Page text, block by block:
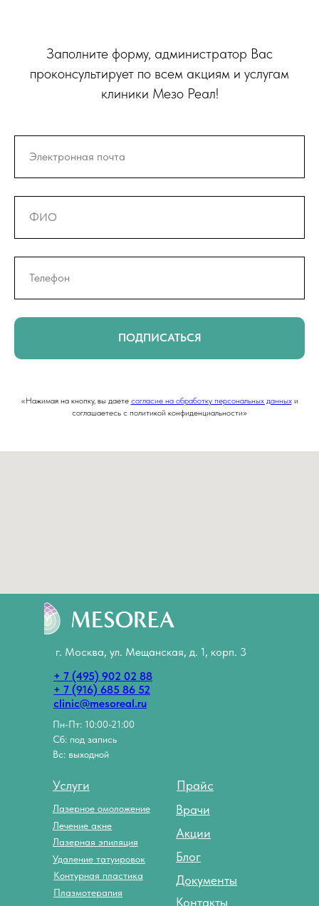
Заполните форму, администратор Вас
проконсультирует по всем акциям и услугам
клиники Мезо Реал!
ПОДПИСАТЬСЯ
«Нажимая на кнопку, вы даете согласие на обработку персональных данныхи
соглашаетесь c политикой конфиденциальности»
г. Москва, ул. Мещанская, д. 1, корп. 3
+ 7 (495) 902 02 88
+ 7 (916) 685 86 52
clinic@mesoreal.ru
Пн-Пт: 10:00-21:00
Сб: под запись
Вс: выходной
Услуги
Лазерное омоложение
Лечение акне
Лазерная эпиляция
Удаление татуировок
Контурная пластика
Плазмотерапия
Прайс
Врачи
Акции
Блог
Документы
Контакты